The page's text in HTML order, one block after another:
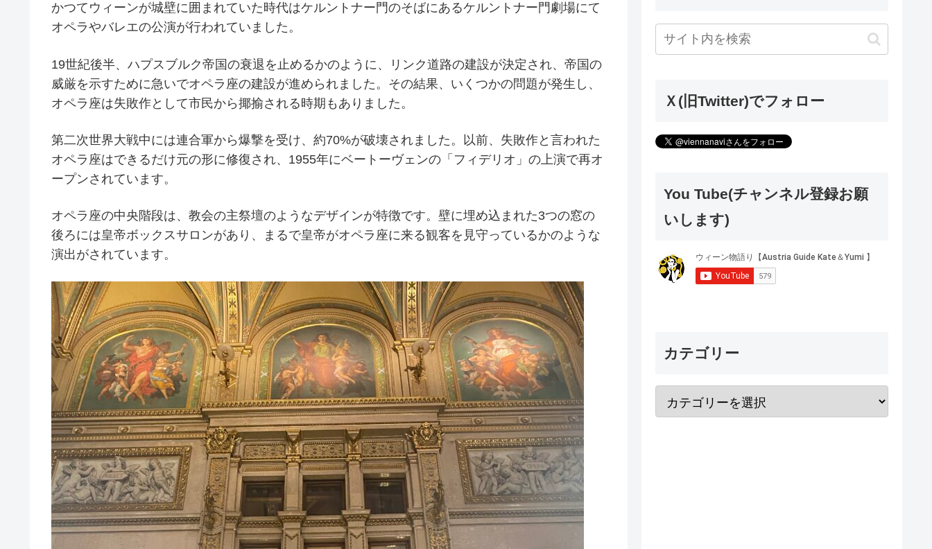
かつてウィーンが城壁に囲まれていた時代はケルントナー門のそばにあるケルントナー門劇場にて
オペラやバレエの公演が行われていました。
19世紀後半、ハプスブルク帝国の衰退を止めるかのように、リンク道路の建設が決定され、帝国の
威厳を示すために急いでオペラ座の建設が進められました。その結果、いくつかの問題が発生し、
オペラ座は失敗作として市民から揶揄される時期もありました。
第二次世界大戦中には連合軍から爆撃を受け、約70%が破壊されました。以前、失敗作と言われた
オペラ座はできるだけ元の形に修復され、1955年にベートーヴェンの「フィデリオ」の上演で再オ
ープンされています。
オペラ座の中央階段は、教会の主祭壇のようなデザインが特徴です。壁に埋め込まれた3つの窓の
後ろには皇帝ボックスサロンがあり、まるで皇帝がオペラ座に来る観客を見守っているかのような
演出がされています。
Ｘ(旧Twitter)でフォロー
You Tube(チャンネル登録お願
いします)
カテゴリー